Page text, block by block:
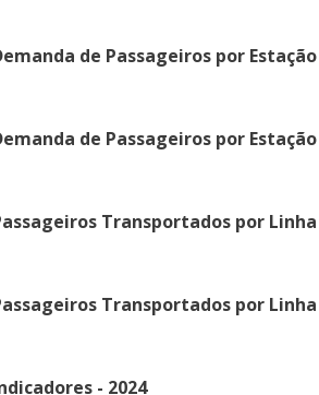
de Passageiros por
de Passageiros por
Transportados por Linha
Transportados por Linha
- 2024